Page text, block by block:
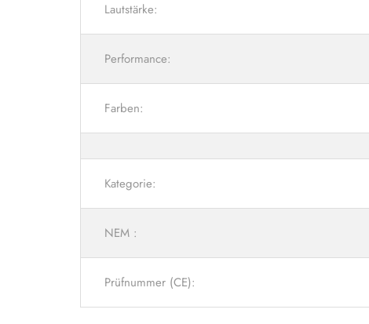
Lautstärke:
Performance:
Farben:
Kategorie:
NEM :
Prüfnummer (CE):